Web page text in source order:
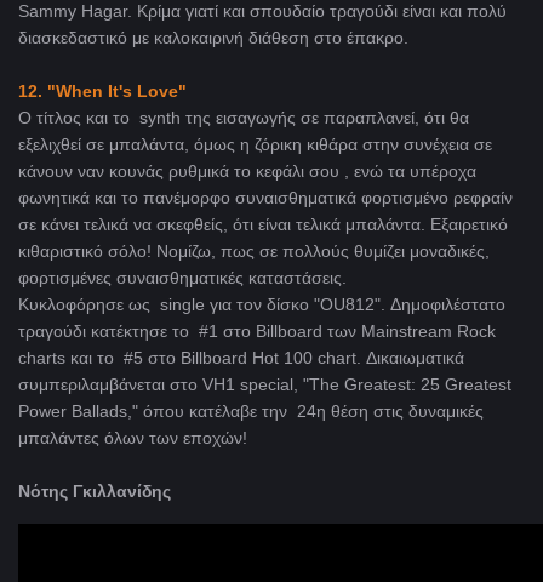
Sammy Hagar. Κρίμα γιατί και σπουδαίο τραγούδι είναι και πολύ
διασκεδαστικό με καλοκαιρινή διάθεση στο έπακρο.
12. "When It's Love"
Ο τίτλος και το synth της εισαγωγής σε παραπλανεί, ότι θα
εξελιχθεί σε μπαλάντα, όμως η ζόρικη κιθάρα στην συνέχεια σε
κάνουν ναν κουνάς ρυθμικά το κεφάλι σου , ενώ τα υπέροχα
φωνητικά και το πανέμορφο συναισθηματικά φορτισμένο ρεφραίν
σε κάνει τελικά να σκεφθείς, ότι είναι τελικά μπαλάντα. Εξαιρετικό
κιθαριστικό σόλο! Νομίζω, πως σε πολλούς θυμίζει μοναδικές,
φορτισμένες συναισθηματικές καταστάσεις.
Κυκλοφόρησε ως single για τον δίσκο "OU812". Δημοφιλέστατο
τραγούδι κατέκτησε το #1 στο Billboard των Mainstream Rock
charts και το #5 στο Billboard Hot 100 chart. Δικαιωματικά
συμπεριλαμβάνεται στο VH1 special, "The Greatest: 25 Greatest
Power Ballads," όπου κατέλαβε την 24η θέση στις δυναμικές
μπαλάντες όλων των εποχών!
Νότης Γκιλλανίδης